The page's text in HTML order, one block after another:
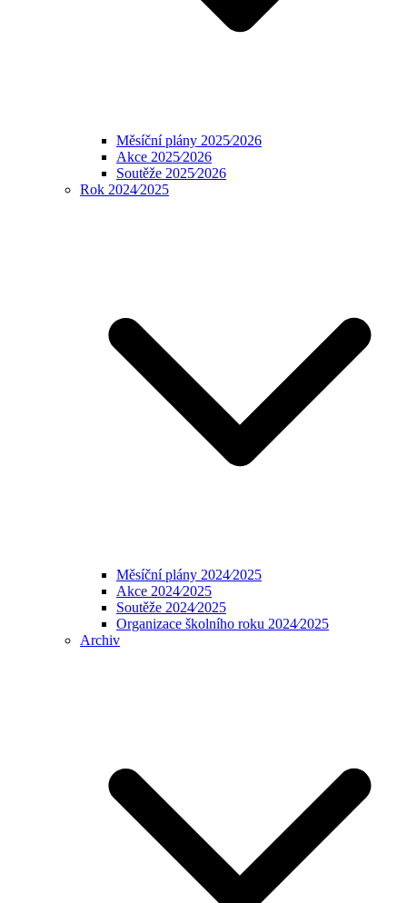
Měsíční plány 2025⁄2026
Akce 2025⁄2026
Soutěže 2025⁄2026
Rok 2024⁄2025
Měsíční plány 2024⁄2025
Akce 2024⁄2025
Soutěže 2024⁄2025
Organizace školního roku 2024⁄2025
Archiv